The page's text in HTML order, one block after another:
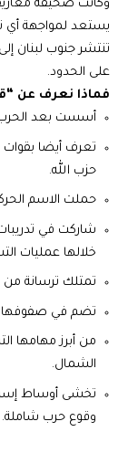
وكانت صحيفة
يستعد لمواجهة أي
تنتشر جنوب لبنان
على الحدود.
فماذا نعرف عن
أسست بعد الحرب
تعرف أيضا بقوات
حزب الله.
حملت الاسم
خلالها عمليات
تمتلك ترسانة من
تضم في صفوفها
من أبرز مهامها
الشمال.
تخشى أوساط
وقوع حرب شاملة.